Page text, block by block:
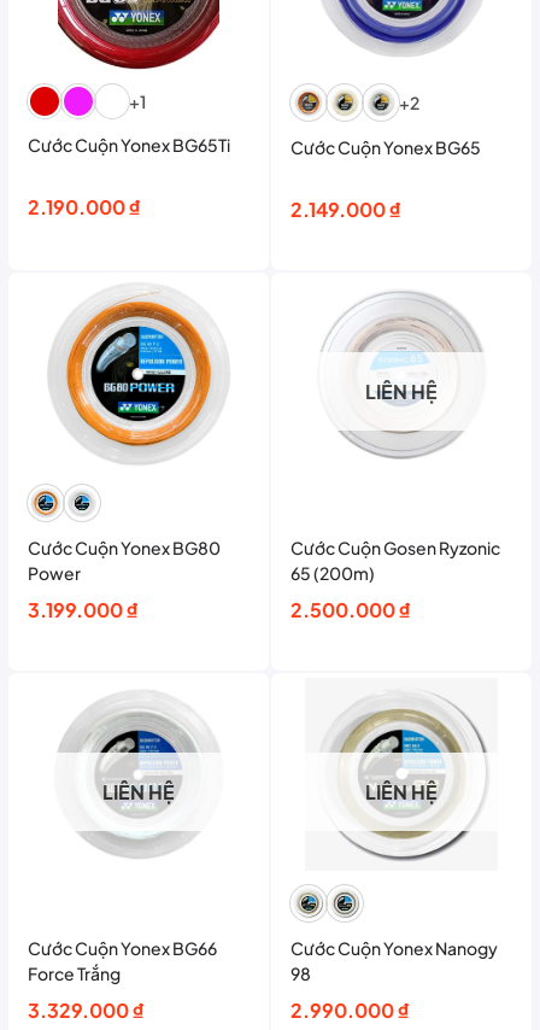
+1
Cước Cuộn Yonex BG65Ti
2.190.000₫
+2
Cước Cuộn Yonex BG65
2.149.000₫
Cước Cuộn Yonex BG80
Power
3.199.000₫
LIÊN HỆ
Cước Cuộn Gosen Ryzonic
65 (200m)
2.500.000₫
LIÊN HỆ
Cước Cuộn Yonex BG66
Force Trắng
3.329.000₫
LIÊN HỆ
Cước Cuộn Yonex Nanogy
98
2.990.000₫